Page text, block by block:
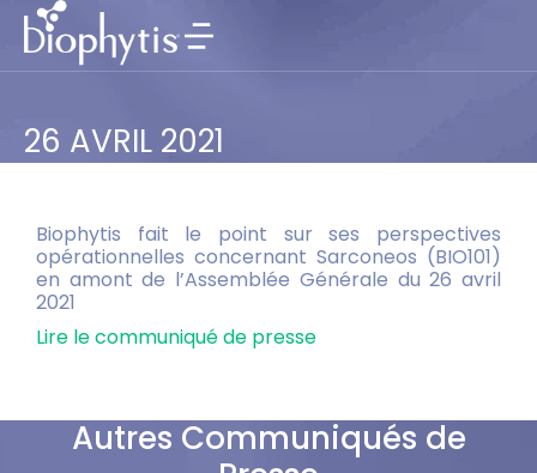
26 AVRIL 2021
Biophytis fait le point sur ses perspectives
opérationnelles concernant Sarconeos (BIO101)
en amont de l’Assemblée Générale du 26 avril
2021
Lire le communiqué de presse
Autres Communiqués de